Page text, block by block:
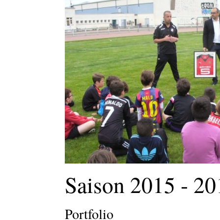
Saison 2015 -
Portfolio